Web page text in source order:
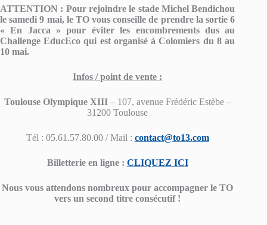
ATTENTION : Pour rejoindre le stade Michel Bendichou
le samedi 9 mai, le TO vous conseille de prendre la sortie 6
« En Jacca » pour éviter les encombrements dus au
Challenge EducEco qui est organisé à Colomiers du 8 au
10 mai.
Infos / point de vente :
Toulouse Olympique XIII– 107, avenue Frédéric Estèbe –
31200 Toulouse
Tél : 05.61.57.80.00 / Mail : contact@to13.com
Billetterie en ligne : CLIQUEZ ICI
Nous vous attendons nombreux pour accompagner le TO
vers un second titre consécutif !